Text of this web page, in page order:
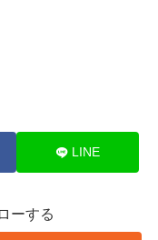
LINE
ーする